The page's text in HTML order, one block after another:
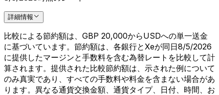
詳細情報
比較による節約額は、GBP 20,000からUSDへの単一送金
に基づいています。節約額は、各銀行とXeが同日8/5/2026
に提供したマージンと手数料を含む為替レートを比較して計
算されます。提供された比較節約額は、示された例について
のみ真実であり、すべての手数料や料金を含まない場合があ
ります。異なる通貨交換金額、通貨タイプ、日付、時間、お